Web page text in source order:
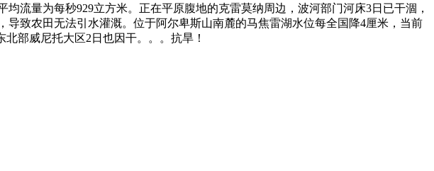
流量为每秒929立方米。正在平原腹地的克雷莫纳周边，波河部门河床3日已干涸，
致农田无法引水灌溉。位于阿尔卑斯山南麓的马焦雷湖水位每全国降4厘米，当前
部威尼托大区2日也因干。。。抗旱！